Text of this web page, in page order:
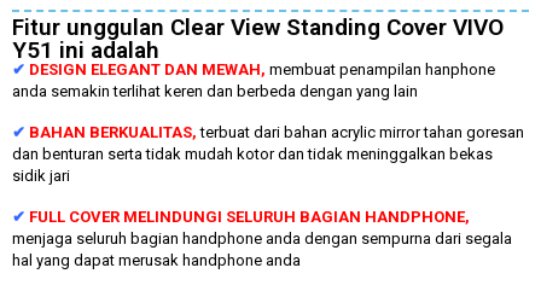
Fitur unggulan Clear View Standing Cover VIVO
Y51 ini adalah
✔ DESIGN ELEGANT DAN MEWAH, membuat penampilan hanphone
anda semakin terlihat keren dan berbeda dengan yang lain
✔ BAHAN BERKUALITAS,terbuat dari bahan acrylic mirror tahan goresan
dan benturan serta tidak mudah kotor dan tidak meninggalkan bekas
sidik jari
✔ FULL COVER MELINDUNGI SELURUH BAGIAN HANDPHONE,
menjaga seluruh bagian handphone anda dengan sempurna dari segala
hal yang dapat merusak handphone anda